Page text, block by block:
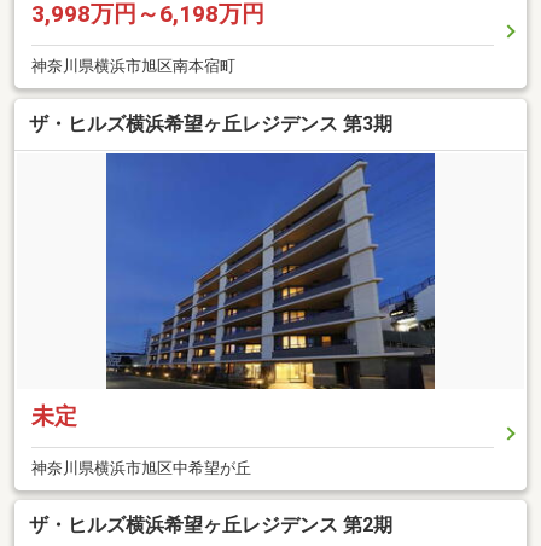
3,998万円～6,198万円
神奈川県横浜市旭区南本宿町
ザ・ヒルズ横浜希望ヶ丘レジデンス 第3期
未定
神奈川県横浜市旭区中希望が丘
ザ・ヒルズ横浜希望ヶ丘レジデンス 第2期